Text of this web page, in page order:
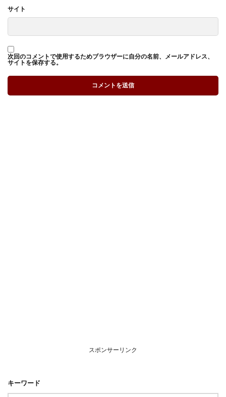
サイト
次回のコメントで使用するためブラウザーに自分の名前、メールアドレス、
サイトを保存する。
スポンサーリンク
キーワード